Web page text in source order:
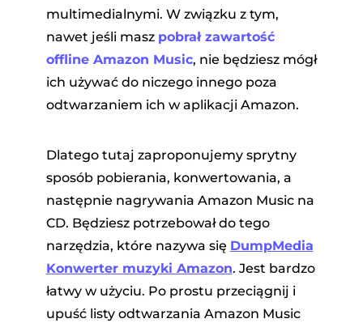
multimedialnymi. W związku z tym,
nawet jeśli masz pobrał zawartość
offline Amazon Music, nie będziesz mógł
ich używać do niczego innego poza
odtwarzaniem ich w aplikacji Amazon.
Dlatego tutaj zaproponujemy sprytny
sposób pobierania, konwertowania, a
następnie nagrywania Amazon Music na
CD. Będziesz potrzebował do tego
narzędzia, które nazywa się DumpMedia
Konwerter muzyki Amazon. Jest bardzo
łatwy w użyciu. Po prostu przeciągnij i
upuść listy odtwarzania Amazon Music